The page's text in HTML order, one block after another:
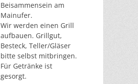
Beisammensein am
Mainufer.
Wir werden einen Grill
aufbauen. Grillgut,
Besteck, Teller/Gläser
bitte selbst mitbringen.
Für Getränke ist
gesorgt.